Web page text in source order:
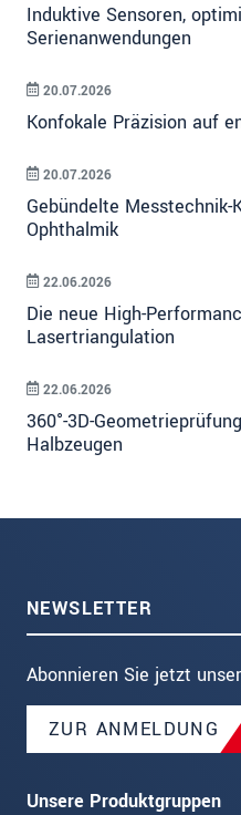
Induktive Sensoren,
Serienanwendungen
Konfokale Präzision auf
20.07.2026
Gebündelte
Ophthalmik
20.07.2026
Die neue High-
Lasertriangulation
22.06.2026
360°-3D-
Halbzeugen
22.06.2026
NEWSLETTER
Abonnieren Sie jetzt
ZUR ANMELDUNG
Unsere Produktgruppen